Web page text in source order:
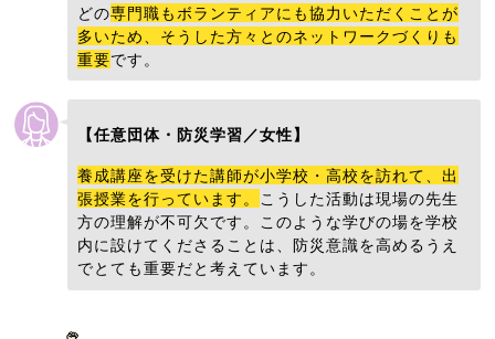
どの専門職もボランティアにも協力いただくことが
多いため、そうした方々とのネットワークづくりも
重要です。
【任意団体・防災学習／女性】
養成講座を受けた講師が小学校・高校を訪れて、出
張授業を行っています。
こうした活動は現場の先生
方の理解が不可欠です。このような学びの場を学校
内に設けてくださることは、防災意識を高めるうえ
でとても重要だと考えています。